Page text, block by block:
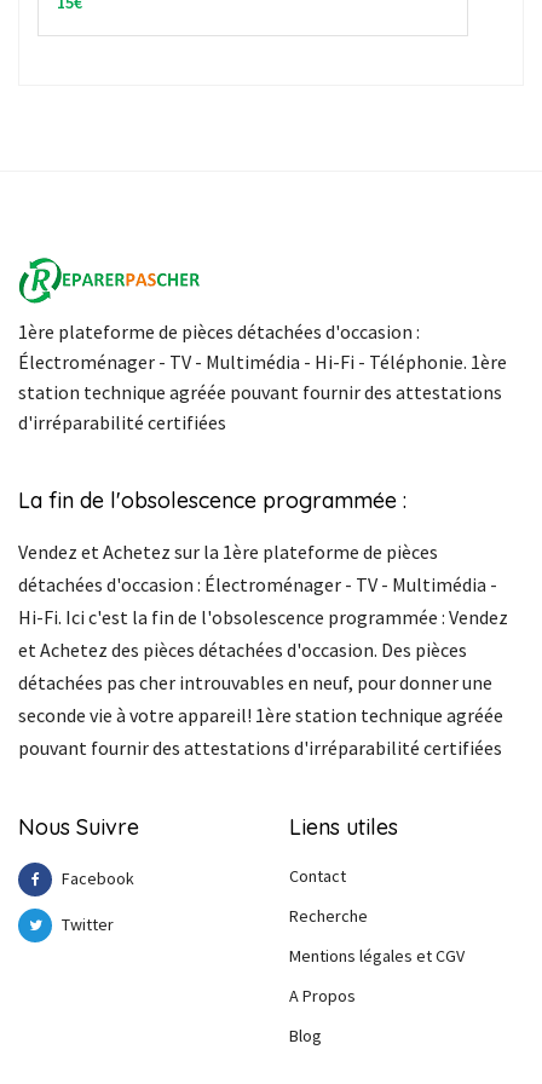
1ère plateforme de pièces détachées d'occasion :
Électroménager - TV - Multimédia - Hi-Fi - Téléphonie. 1ère
station technique agréée pouvant fournir des attestations
d'irréparabilité certifiées
La fin de l'obsolescence programmée :
Vendez et Achetez sur la 1ère plateforme de pièces
détachées d'occasion : Électroménager - TV - Multimédia -
Hi-Fi. Ici c'est la fin de l'obsolescence programmée : Vendez
et Achetez des pièces détachées d'occasion. Des pièces
détachées pas cher introuvables en neuf, pour donner une
seconde vie à votre appareil! 1ère station technique agréée
pouvant fournir des attestations d'irréparabilité certifiées
Nous Suivre
Facebook
Twitter
Liens utiles
Contact
Recherche
Mentions légales et CGV
A Propos
Blog